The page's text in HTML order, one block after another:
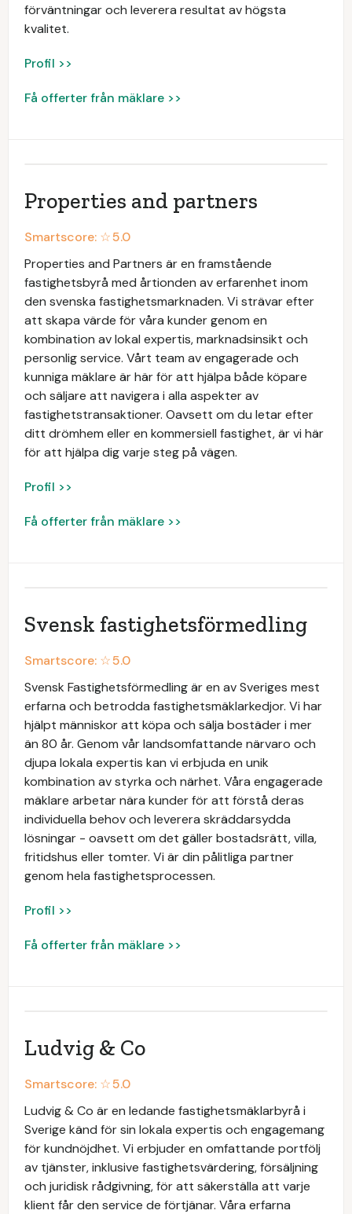
förväntningar och leverera resultat av högsta
kvalitet.
Profil >>
Få offerter från mäklare >>
Properties and partners
Smartscore: ☆5.0
Properties and Partners är en framstående
fastighetsbyrå med årtionden av erfarenhet inom
den svenska fastighetsmarknaden. Vi strävar efter
att skapa värde för våra kunder genom en
kombination av lokal expertis, marknadsinsikt och
personlig service. Vårt team av engagerade och
kunniga mäklare är här för att hjälpa både köpare
och säljare att navigera i alla aspekter av
fastighetstransaktioner. Oavsett om du letar efter
ditt drömhem eller en kommersiell fastighet, är vi här
för att hjälpa dig varje steg på vägen.
Profil >>
Få offerter från mäklare >>
Svensk fastighetsförmedling
Smartscore: ☆5.0
Svensk Fastighetsförmedling är en av Sveriges mest
erfarna och betrodda fastighetsmäklarkedjor. Vi har
hjälpt människor att köpa och sälja bostäder i mer
än 80 år. Genom vår landsomfattande närvaro och
djupa lokala expertis kan vi erbjuda en unik
kombination av styrka och närhet. Våra engagerade
mäklare arbetar nära kunder för att förstå deras
individuella behov och leverera skräddarsydda
lösningar - oavsett om det gäller bostadsrätt, villa,
fritidshus eller tomter. Vi är din pålitliga partner
genom hela fastighetsprocessen.
Profil >>
Få offerter från mäklare >>
Ludvig & Co
Smartscore: ☆5.0
Ludvig & Co är en ledande fastighetsmäklarbyrå i
Sverige känd för sin lokala expertis och engagemang
för kundnöjdhet. Vi erbjuder en omfattande portfölj
av tjänster, inklusive fastighetsvärdering, försäljning
och juridisk rådgivning, för att säkerställa att varje
klient får den service de förtjänar. Våra erfarna